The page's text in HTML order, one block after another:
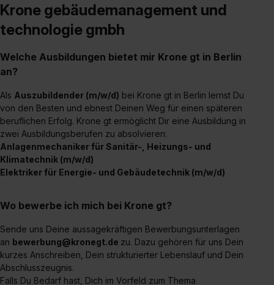
Krone gebäudemanagement und
technologie gmbh
Welche Ausbildungen bietet mir Krone gt in Berlin
an?
Als Auszubildender (m/w/d) bei Krone gt in Berlin lernst Du
von den Besten und ebnest Deinen Weg für einen späteren
beruflichen Erfolg. Krone gt ermöglicht Dir eine Ausbildung in
zwei Ausbildungsberufen zu absolvieren:
Anlagenmechaniker für Sanitär-, Heizungs- und
Klimatechnik (m/w/d)
Elektriker für Energie- und Gebäudetechnik (m/w/d)
Wo bewerbe ich mich bei Krone gt?
Sende uns Deine aussagekräftigen Bewerbungsunterlagen
an bewerbung@kronegt.de zu. Dazu gehören für uns Dein
kurzes Anschreiben, Dein strukturierter Lebenslauf und Dein
Abschlusszeugnis.
Falls Du Bedarf hast, Dich im Vorfeld zum Thema